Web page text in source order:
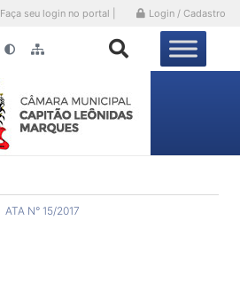
Faça seu login no portal | Login / Cadastro
ATA N° 15/2017